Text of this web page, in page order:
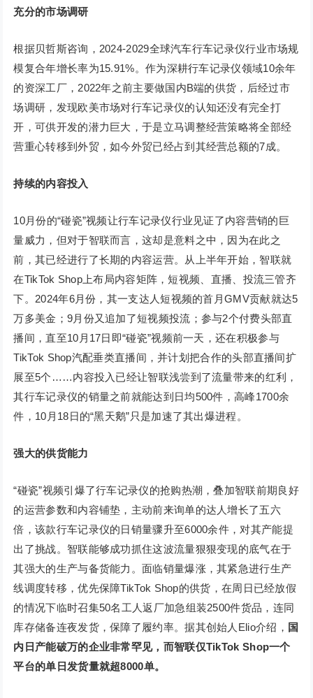
充分的市场调研
根据贝哲斯咨询，2024-2029全球汽车行车记录仪行业市场规
模复合年增长率为15.91%。作为深耕行车记录仪领域10余年
的资深工厂，2022年之前主要做国内B端的供货，后经过市
场调研，发现欧美市场对行车记录仪的认知还没有完全打
开，可供开发的潜力巨大，于是立马调整经营策略将全部经
营重心转移到外贸，如今外贸已经占到其经营总额的7成。
持续的内容投入
10月份的“碰瓷”视频让行车记录仪行业见证了内容营销的巨
量威力，但对于智联而言，这却是意料之中，因为在此之
前，其已经进行了长期的内容运营。从上半年开始，智联就
在TikTok Shop上布局内容矩阵，短视频、直播、投流三管齐
下。2024年6月份，其一支达人短视频的首月GMV贡献就达5
万多美金；9月份又追加了短视频投流；参与2个付费头部直
播间，直至10月17日即“碰瓷”视频前一天，还在积极参与
TikTok Shop汽配垂类直播间，并计划把合作的头部直播间扩
展至5个……内容投入已经让智联浅尝到了流量带来的红利，
其行车记录仪的销量之前就能达到日均500件，高峰1700余
件，10月18日的“黑天鹅”只是加速了其出爆进程。
强大的供货能力
“碰瓷”视频引爆了行车记录仪的抢购热潮，叠加智联前期良好
的运营参数和内容铺垫，主动前来询单的达人增长了五六
倍，该款行车记录仪的日销量骤升至6000余件，对其产能提
出了挑战。智联能够成功抓住这波流量狠狠变现的底气在于
其强大的生产与备货能力。面临销量爆涨，其紧急进行生产
线调度转移，优先保障TikTok Shop的供货，在周日已经放假
的情况下临时召集50名工人返厂加急组装2500件货品，连同
库存储备连夜发货，保障了履约率。据其创始人Elio介绍， 国
内日产能破万的企业非常罕见，而智联仅TikTok Shop一个
平台的单日发货量就超8000单。